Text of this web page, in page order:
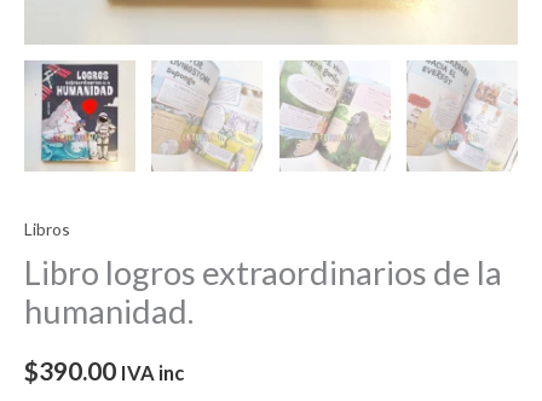
Libros
Libro logros extraordinarios de la
humanidad.
$390.00 IVA inc